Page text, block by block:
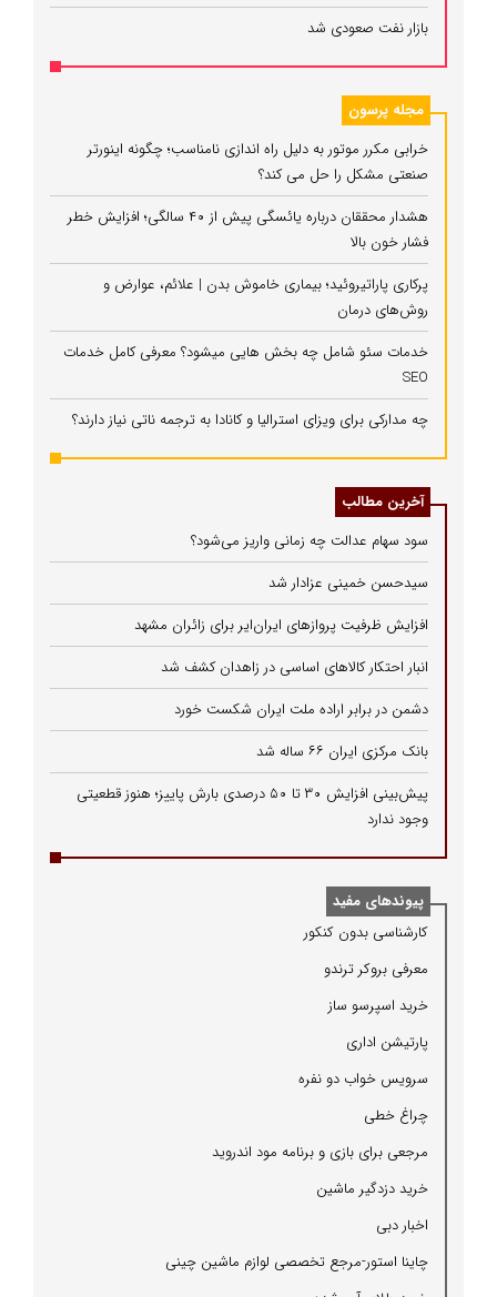
بازار نفت صعودی شد
مجله پرسون
خرابی مکرر موتور به دلیل راه‌ اندازی نامناسب؛ چگونه اینورتر
صنعتی مشکل را حل می‌ کند؟
هشدار محققان درباره یائسگی پیش از ۴۰ سالگی؛ افزایش خطر
فشار خون بالا
پرکاری پاراتیروئید؛ بیماری خاموش بدن | علائم، عوارض و
روش‌های درمان
خدمات سئو شامل چه بخش هایی میشود؟ معرفی کامل خدمات
SEO
چه مدارکی برای ویزای استرالیا و کانادا به ترجمه ناتی نیاز دارند؟
آخرین مطالب
سود سهام عدالت چه زمانی واریز می‌شود؟
سیدحسن خمینی عزادار شد
افزایش ظرفیت پروازهای ایران‌ایر برای زائران مشهد
انبار احتکار کالاهای اساسی در زاهدان کشف شد
دشمن در برابر اراده ملت ایران شکست خورد
بانک مرکزی ایران ۶۶ ساله شد
پیش‌بینی افزایش ۳۰ تا ۵۰ درصدی بارش پاییز؛ هنوز قطعیتی
وجود ندارد
پیوندهای مفید
كارشناسی بدون كنكور
معرفی بروكر ترندو
خرید اسپرسو ساز
پارتیشن اداری
سرویس خواب دو نفره
چراغ خطی
مرجعی برای بازی و برنامه مود اندروید
خرید دزدگیر ماشین
اخبار دبی
چاینا استور-مرجع تخصصی لوازم ماشین چینی